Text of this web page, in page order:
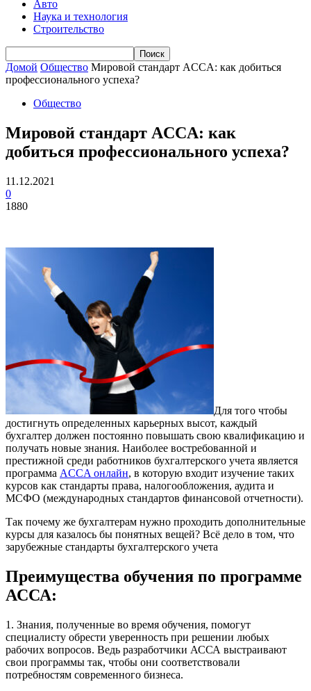
Авто
Наука и технология
Строительство
Домой Общество Мировой стандарт ACCA: как добиться
профессионального успеха?
Общество
Мировой стандарт ACCA: как
добиться профессионального успеха?
11.12.2021
0
1880
Для того чтобы
достигнуть определенных карьерных высот, каждый
бухгалтер должен постоянно повышать свою квалификацию и
получать новые знания. Наиболее востребованной и
престижной среди работников бухгалтерского учета является
программа ACCA онлайн, в которую входит изучение таких
курсов как стандарты права, налогообложения, аудита и
МСФО (международных стандартов финансовой отчетности).
Так почему же бухгалтерам нужно проходить дополнительные
курсы для казалось бы понятных вещей? Всё дело в том, что
зарубежные стандарты бухгалтерского учета
Преимущества обучения по программе
АССА:
1. Знания, полученные во время обучения, помогут
специалисту обрести уверенность при решении любых
рабочих вопросов. Ведь разработчики АССА выстраивают
свои программы так, чтобы они соответствовали
потребностям современного бизнеса.